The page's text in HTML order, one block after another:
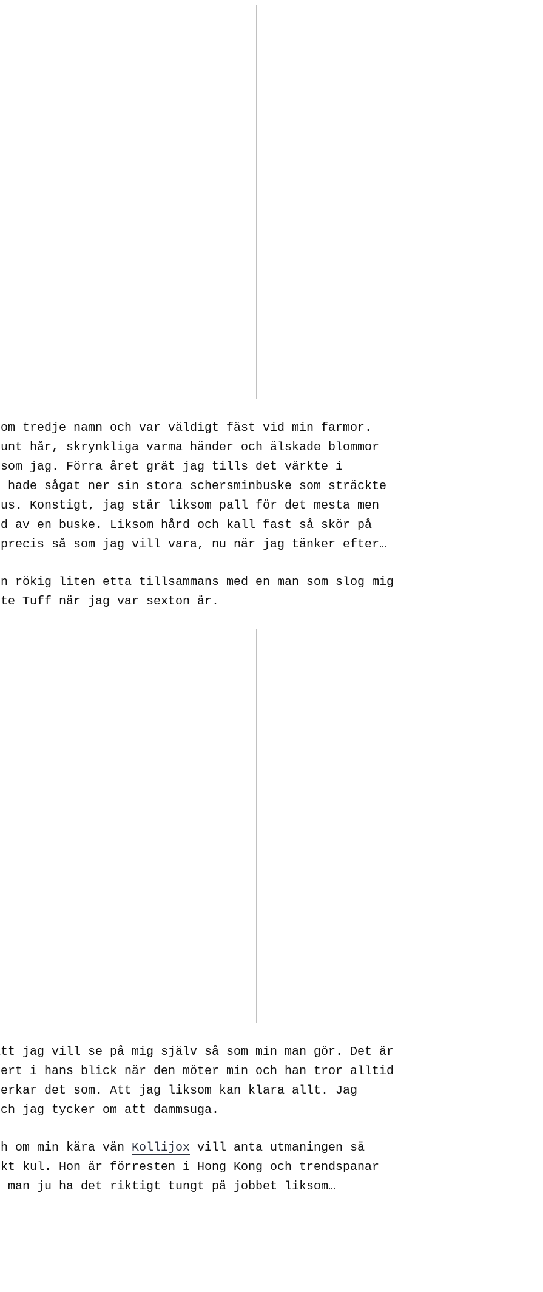
tredje namn och var väldigt fäst vid min farmor.
hår, skrynkliga varma händer och älskade blommor
som jag. Förra året grät jag tills det värkte i
sågat ner sin stora schersminbuske som sträckte
Konstigt, jag står liksom pall för det mesta men
av en buske. Liksom hård och kall fast så skör på
precis så som jag vill vara, nu när jag tänker efter…
liten etta tillsammans med en man som slog mig
Tuff när jag var sexton år.
jag vill se på mig själv så som min man gör. Det är
i hans blick när den möter min och han tror alltid
det som. Att jag liksom kan klara allt. Jag
jag tycker om att dammsuga.
om min kära vän Kollijox vill anta utmaningen så
kul. Hon är förresten i Hong Kong och trendspanar
man ju ha det riktigt tungt på jobbet liksom…